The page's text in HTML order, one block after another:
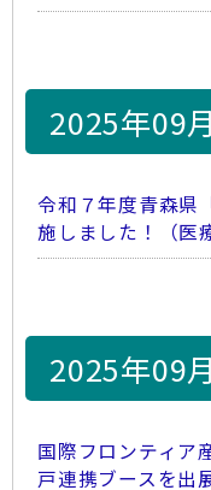
2025年09
令和７年度青森県
施しました！（医
2025年09
国際フロンティア
戸連携ブースを出